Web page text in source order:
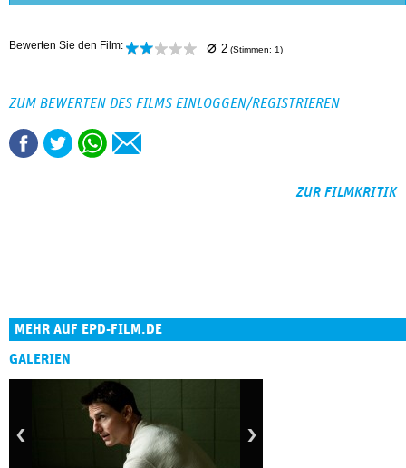
Bewerten Sie den Film: ⌀ 2 (Stimmen: 1)
ZUM BEWERTEN DES FILMS EINLOGGEN/REGISTRIEREN
ZUR FILMKRITIK
MEHR AUF EPD-FILM.DE
GALERIEN